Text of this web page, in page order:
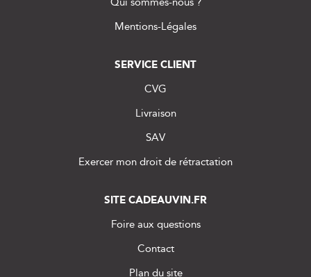
Mentions-Légales
SERVICE CLIENT
CVG
Livraison
SAV
Exercer mon droit de rétractation
SITE CADEAUVIN.FR
Foire aux questions
Contact
Plan du site